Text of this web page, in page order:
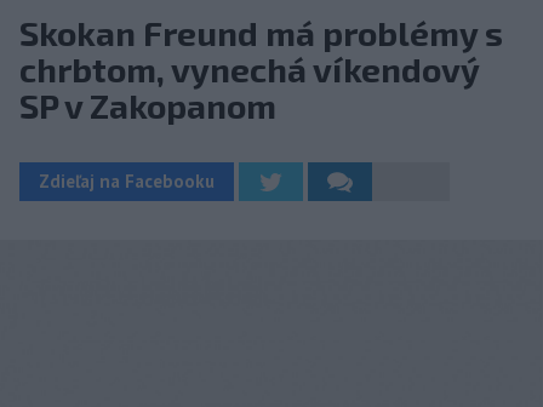
Skokan Freund má problémy s
chrbtom, vynechá víkendový
SP v Zakopanom
Zdieľaj na Facebooku